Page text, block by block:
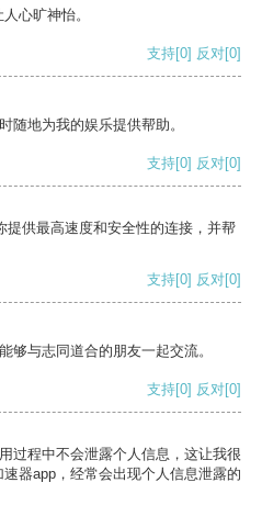
心旷神怡。
支持[0] 反对[0]
随地为我的娱乐提供帮助。
支持[0] 反对[0]
供最高速度和安全性的连接，并帮
支持[0] 反对[0]
够与志同道合的朋友一起交流。
支持[0] 反对[0]
过程中不会泄露个人信息，这让我很
器app，经常会出现个人信息泄露的